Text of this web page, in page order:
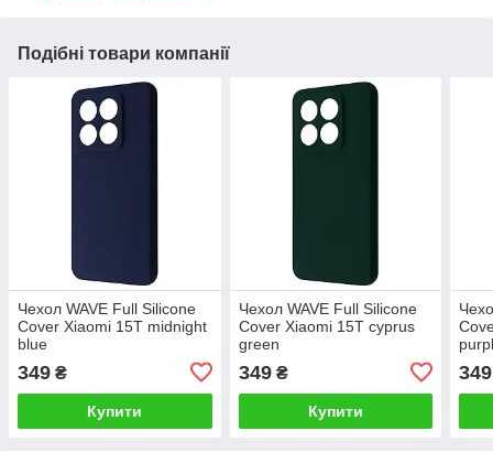
Подібні товари компанії
Чехол WAVE Full Silicone
Cover Xiaomi 15T midnight
blue
349 ₴
Купити
Чехол WAVE Full Silicone
Cover Xiaomi 15T cyprus
green
349₴
Купити
349